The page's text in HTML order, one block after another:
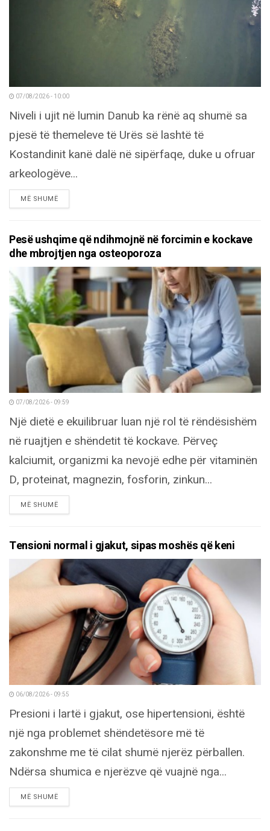
07/08/2026 - 10:00
Niveli i ujit në lumin Danub ka rënë aq shumë sa
pjesë të themeleve të Urës së lashtë të
Kostandinit kanë dalë në sipërfaqe, duke u ofruar
arkeologëve...
MË SHUMËDETAILS
Pesë ushqime që ndihmojnë në forcimin e kockave
dhe mbrojtjen nga osteoporoza
07/08/2026 - 09:59
Një dietë e ekuilibruar luan një rol të rëndësishëm
në ruajtjen e shëndetit të kockave. Përveç
kalciumit, organizmi ka nevojë edhe për vitaminën
D, proteinat, magnezin, fosforin, zinkun...
MË SHUMËDETAILS
Tensioni normal i gjakut, sipas moshës që keni
06/08/2026 - 09:55
Presioni i lartë i gjakut, ose hipertensioni, është
një nga problemet shëndetësore më të
zakonshme me të cilat shumë njerëz përballen.
Ndërsa shumica e njerëzve që vuajnë nga...
MË SHUMËDETAILS